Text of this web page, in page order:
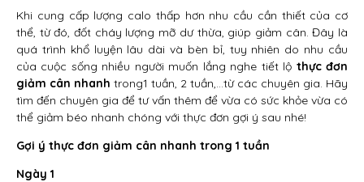
Khi cung cấp lượng calo thấp hơn nhu cầu cần thiết của cơ
thể, từ đó, đốt cháy lượng mỡ dư thừa, giúp giảm cân. Đây là
quá trình khổ luyện lâu dài và bèn bỉ, tuy nhiên do nhu cầu
của cuộc sống nhiều người muốn lắng nghe tiết lộ thực đơn
giảm cân nhanh trong1 tuần, 2 tuần,…từ các chuyên gia. Hãy
tìm đến chuyên gia để tư vấn thêm để vừa có sức khỏe vừa có
thể giảm béo nhanh chóng với thực đơn gợi ý sau nhé!
Gợi ý thực đơn giảm cân nhanh trong 1 tuần
Ngày 1